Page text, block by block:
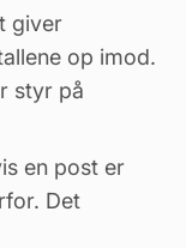
giver
op imod.
styr på
en post er
Det